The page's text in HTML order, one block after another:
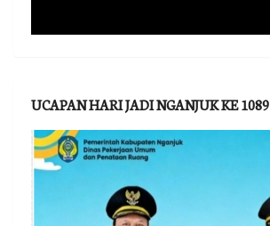
UCAPAN HARI JADI NGANJUK KE 1089